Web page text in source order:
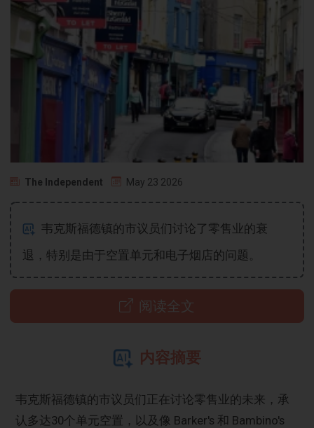
The Independent May 23 2026
韦克斯福德镇的市议员们讨论了零售业的衰
退，特别是由于空置单元和电子烟店的问题。
阅读全文
内容摘要
韦克斯福德镇的市议员们正在讨论零售业的未来，承
认多达30个单元空置，以及像 Barker's 和 Bambino's